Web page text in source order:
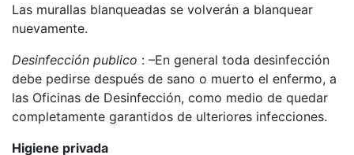
Las murallas blanqueadas se volverán a blanquear
nuevamente.
Desinfección publico : –En general toda desinfección
debe pedirse después de sano o muerto el enfermo, a
las Oficinas de Desinfección, como medio de quedar
completamente garantidos de ulteriores infecciones.
Higiene privada